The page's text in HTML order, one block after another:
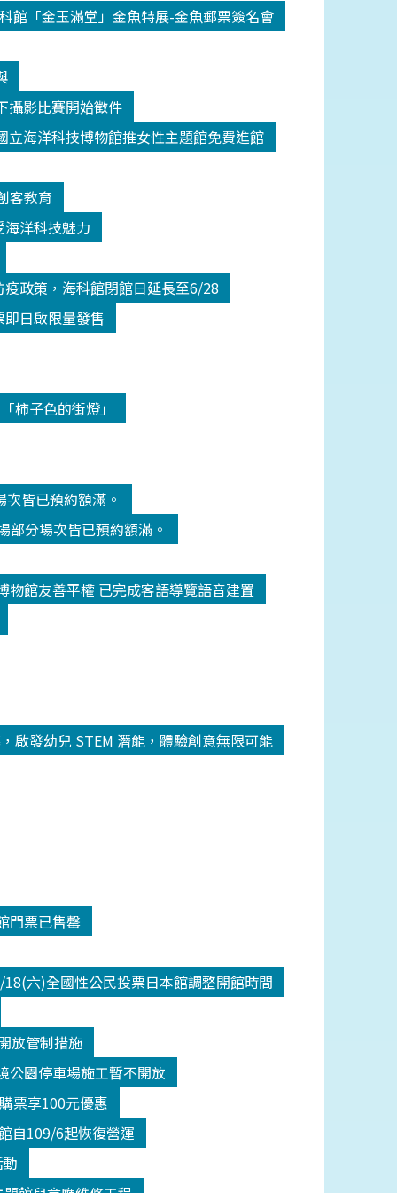
科館「金玉滿堂」金魚特展-金魚郵票簽名會
攝影比賽開始徵件
立海洋科技博物館推女性主題館免費進館
客教育
海洋科技魅力
疫政策，海科館閉館日延長至6/28
日啟限量發售
柿子色的街燈」
皆已預約額滿。
部分場次皆已預約額滿。
物館友善平權 已完成客語導覽語音建置
啟發幼兒 STEM 潛能，體驗創意無限可能
門票已售罄
18(六)全國性公民投票日本館調整開館時間
放管制措施
公園停車場施工暫不開放
票享100元優惠
自109/6起恢復營運